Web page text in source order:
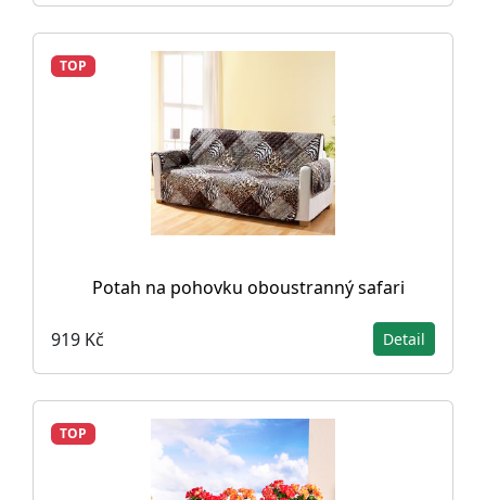
TOP
Potah na pohovku oboustranný safari
919 Kč Detail
TOP